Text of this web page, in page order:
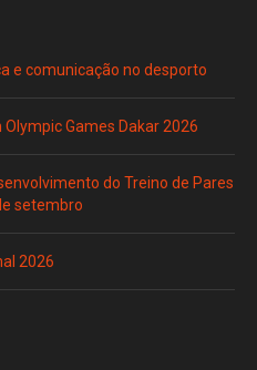
e comunicação no desporto
Games Dakar 2026
do Treino de Pares
setembro
2026